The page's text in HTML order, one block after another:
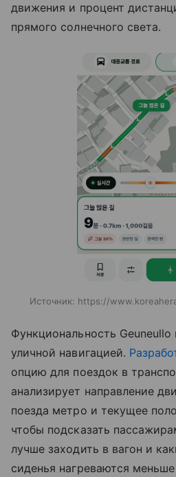
движения и процент
прямого солнечного света.
Источник: https://
Функциональность Geuneullo
уличной навигацией.
опцию для поездок в
анализирует направление
поезда метро и текущее
чтобы подсказать
лучше заходить в вагон и
сиденья нагреваются